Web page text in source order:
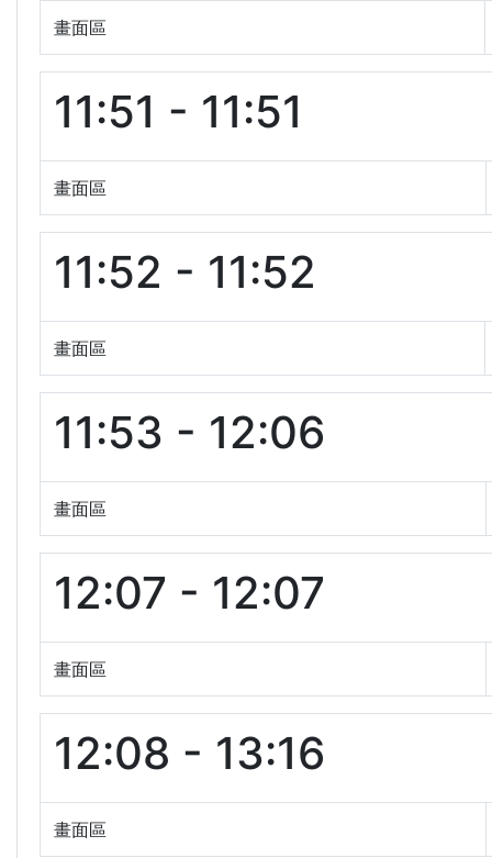
畫面區
11:51 - 11:51
畫面區
11:52 - 11:52
畫面區
11:53 - 12:06
畫面區
12:07 - 12:07
畫面區
12:08 - 13:16
畫面區